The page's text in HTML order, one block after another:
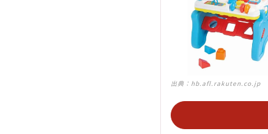
出典： hb.afl.rakuten.co.jp